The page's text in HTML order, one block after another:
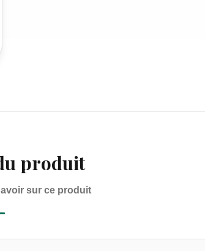
produit
sur ce produit